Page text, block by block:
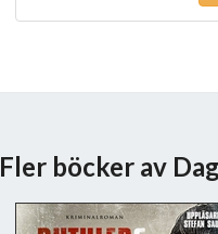
Fler böcker av